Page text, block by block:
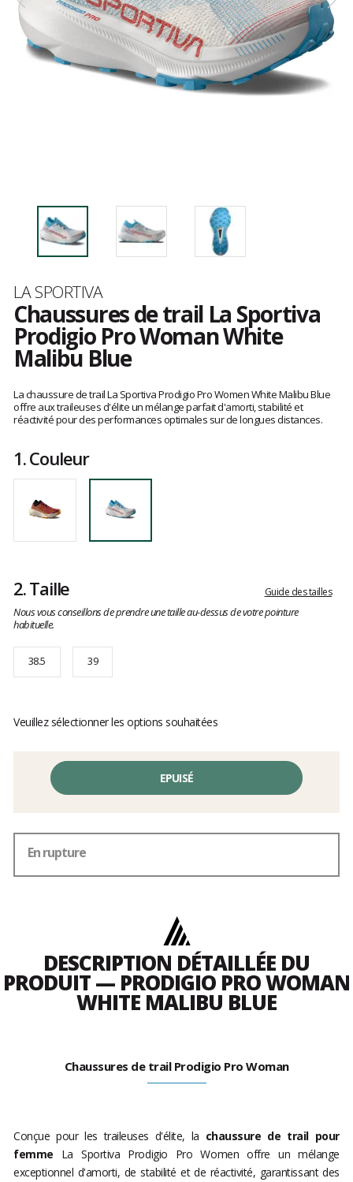
Marque
LA SPORTIVA
Chaussures de trail La Sportiva
Prodigio Pro Woman White
Malibu Blue
avis
clients
La chaussure de trail La Sportiva Prodigio Pro Women White Malibu Blue
offre aux traileuses d'élite un mélange parfait d'amorti, stabilité et
réactivité pour des performances optimales sur de longues distances.
1.Couleur
2.Taille Guide des tailles
Nous vous conseillons de prendre une taille au-dessus de votre pointure
habituelle.
38.5 39
Veuillez sélectionner les options souhaitées
EPUISÉ
En rupture
DESCRIPTION DÉTAILLÉE DU
PRODUIT — PRODIGIO PRO WOMAN
WHITE MALIBU BLUE
Chaussures de trail Prodigio Pro Woman
Conçue pour les traileuses d'élite, la chaussure de trail pour
femme La Sportiva Prodigio Pro Women offre un mélange
exceptionnel d'amorti, de stabilité et de réactivité, garantissant des